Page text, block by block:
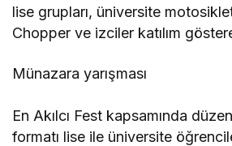
lise grupları, üniversite
Chopper ve izciler katılım
Münazara yarışması
En Akılcı Fest kapsamında
formatı lise ile üniversite